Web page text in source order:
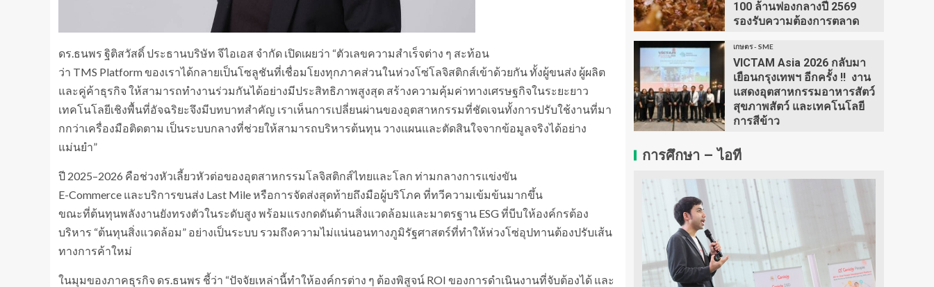
ดร.ธนพร ฐิติสวัสดิ์ ประธานบริษัท จีไอเอส จำกัด เปิดเผยว่า “ตัวเลขความสำเร็จต่าง ๆ สะท้อน
ว่า TMS Platform ของเราได้กลายเป็นโซลูชันที่เชื่อมโยงทุกภาคส่วนในห่วงโซ่โลจิสติกส์เข้าด้วยกัน ทั้งผู้ขนส่ง ผู้ผลิต
และคู่ค้าธุรกิจ ให้สามารถทำงานร่วมกันได้อย่างมีประสิทธิภาพสูงสุด สร้างความคุ้มค่าทางเศรษฐกิจในระยะยาว
เทคโนโลยีเชิงพื้นที่อัจฉริยะจึงมีบทบาทสำคัญ เราเห็นการเปลี่ยนผ่านของอุตสาหกรรมที่ชัดเจนทั้งการปรับใช้งานที่มา
กกว่าเครื่องมือติดตาม เป็นระบบกลางที่ช่วยให้สามารถบริหารต้นทุน วางแผนและตัดสินใจจากข้อมูลจริงได้อย่าง
แม่นยำ”
ปี 2025–2026 คือช่วงหัวเลี้ยวหัวต่อของอุตสาหกรรมโลจิสติกส์ไทยและโลก ท่ามกลางการแข่งขัน
E-Commerce และบริการขนส่ง Last Mile หรือการจัดส่งสุดท้ายถึงมือผู้บริโภค ที่ทวีความเข้มข้นมากขึ้น
ขณะที่ต้นทุนพลังงานยังทรงตัวในระดับสูง พร้อมแรงกดดันด้านสิ่งแวดล้อมและมาตรฐาน ESG ที่บีบให้องค์กรต้อง
บริหาร “ต้นทุนสิ่งแวดล้อม” อย่างเป็นระบบ รวมถึงความไม่แน่นอนทางภูมิรัฐศาสตร์ที่ทำให้ห่วงโซ่อุปทานต้องปรับเส้น
ทางการค้าใหม่
ในมุมของภาคธุรกิจ ดร.ธนพร ชี้ว่า “ปัจจัยเหล่านี้ทำให้องค์กรต่าง ๆ ต้องพิสูจน์ ROI ของการดำเนินงานที่จับต้องได้ และ
100 ล้านฟองกลางปี 2569
รองรับความต้องการตลาด
เกษตร - SME
VICTAM Asia 2026 กลับมา
เยือนกรุงเทพฯ อีกครั้ง !! งาน
แสดงอุตสาหกรรมอาหารสัตว์
สุขภาพสัตว์ และเทคโนโลยี
การสีข้าว
การศึกษา – ไอที